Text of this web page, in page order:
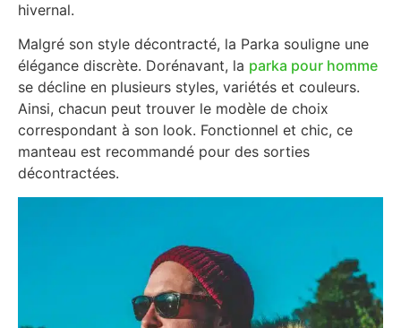
hivernal.
Malgré son style décontracté, la Parka souligne une
élégance discrète. Dorénavant, la parka pour homme
se décline en plusieurs styles, variétés et couleurs.
Ainsi, chacun peut trouver le modèle de choix
correspondant à son look. Fonctionnel et chic, ce
manteau est recommandé pour des sorties
décontractées.